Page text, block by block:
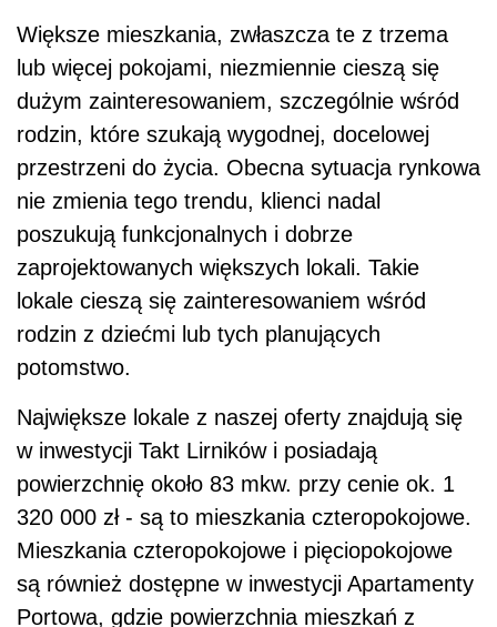
Większe mieszkania, zwłaszcza te z trzema
lub więcej pokojami, niezmiennie cieszą się
dużym zainteresowaniem, szczególnie wśród
rodzin, które szukają wygodnej, docelowej
przestrzeni do życia. Obecna sytuacja rynkowa
nie zmienia tego trendu, klienci nadal
poszukują funkcjonalnych i dobrze
zaprojektowanych większych lokali. Takie
lokale cieszą się zainteresowaniem wśród
rodzin z dziećmi lub tych planujących
potomstwo.
Największe lokale z naszej oferty znajdują się
w inwestycji Takt Lirników i posiadają
powierzchnię około 83 mkw. przy cenie ok. 1
320 000 zł - są to mieszkania czteropokojowe.
Mieszkania czteropokojowe i pięciopokojowe
są również dostępne w inwestycji Apartamenty
Portowa, gdzie powierzchnia mieszkań z